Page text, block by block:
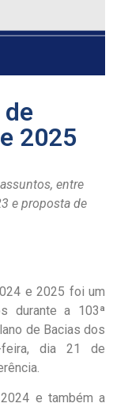
de
2025
entre
e proposta de
e 2025 foi um
durante a 103ª
de Bacias dos
feira, dia 21 de
e também a